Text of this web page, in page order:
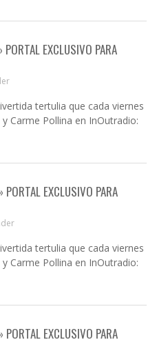
PORTAL EXCLUSIVO PARA
tertulia que cada viernes
Carme Pollina en InOutradio:
PORTAL EXCLUSIVO PARA
tertulia que cada viernes
Carme Pollina en InOutradio:
PORTAL EXCLUSIVO PARA